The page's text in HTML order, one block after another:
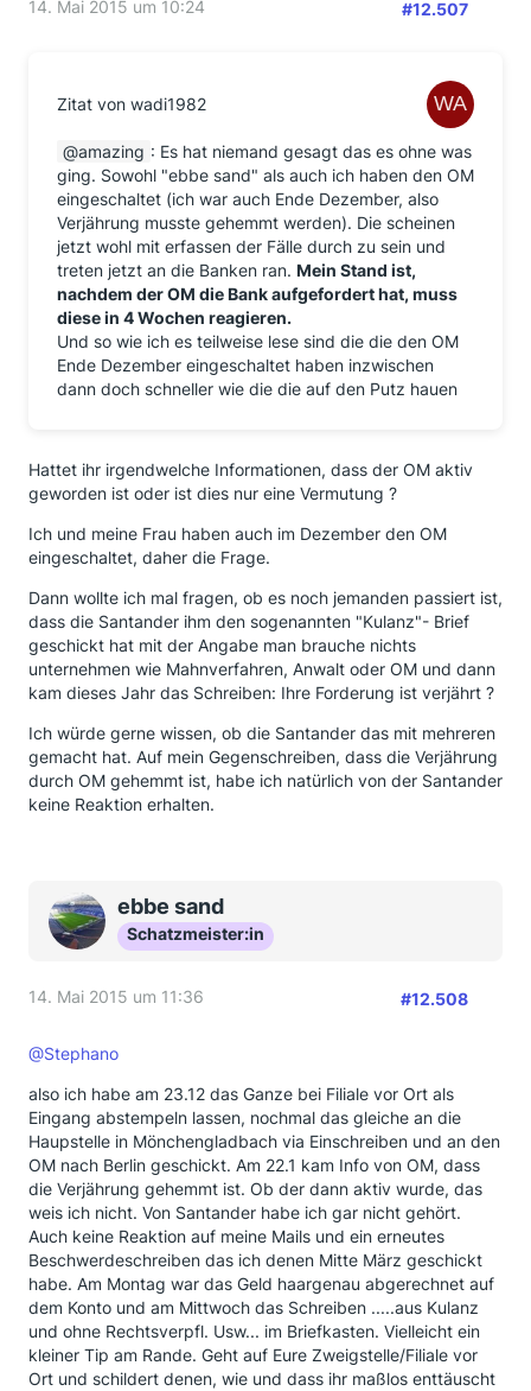
14. Mai 2015 um 10:24 #12.507
Zitat von wadi1982
amazing : Es hat niemand gesagt das es ohne was
ging. Sowohl "ebbe sand" als auch ich haben den OM
eingeschaltet (ich war auch Ende Dezember, also
Verjährung musste gehemmt werden). Die scheinen
jetzt wohl mit erfassen der Fälle durch zu sein und
treten jetzt an die Banken ran. Mein Stand ist,
nachdem der OM die Bank aufgefordert hat, muss
diese in 4 Wochen reagieren.
Und so wie ich es teilweise lese sind die die den OM
Ende Dezember eingeschaltet haben inzwischen
dann doch schneller wie die die auf den Putz hauen
Hattet ihr irgendwelche Informationen, dass der OM aktiv
geworden ist oder ist dies nur eine Vermutung ?
Ich und meine Frau haben auch im Dezember den OM
eingeschaltet, daher die Frage.
Dann wollte ich mal fragen, ob es noch jemanden passiert ist,
dass die Santander ihm den sogenannten "Kulanz"- Brief
geschickt hat mit der Angabe man brauche nichts
unternehmen wie Mahnverfahren, Anwalt oder OM und dann
kam dieses Jahr das Schreiben: Ihre Forderung ist verjährt ?
Ich würde gerne wissen, ob die Santander das mit mehreren
gemacht hat. Auf mein Gegenschreiben, dass die Verjährung
durch OM gehemmt ist, habe ich natürlich von der Santander
keine Reaktion erhalten.
ebbe sand
Schatzmeister:in
14. Mai 2015 um 11:36 #12.508
@Stephano
also ich habe am 23.12 das Ganze bei Filiale vor Ort als
Eingang abstempeln lassen, nochmal das gleiche an die
Haupstelle in Mönchengladbach via Einschreiben und an den
OM nach Berlin geschickt. Am 22.1 kam Info von OM, dass
die Verjährung gehemmt ist. Ob der dann aktiv wurde, das
weis ich nicht. Von Santander habe ich gar nicht gehört.
Auch keine Reaktion auf meine Mails und ein erneutes
Beschwerdeschreiben das ich denen Mitte März geschickt
habe. Am Montag war das Geld haargenau abgerechnet auf
dem Konto und am Mittwoch das Schreiben .....aus Kulanz
und ohne Rechtsverpfl. Usw... im Briefkasten. Vielleicht ein
kleiner Tip am Rande. Geht auf Eure Zweigstelle/Filiale vor
Ort und schildert denen, wie und dass ihr maßlos enttäuscht